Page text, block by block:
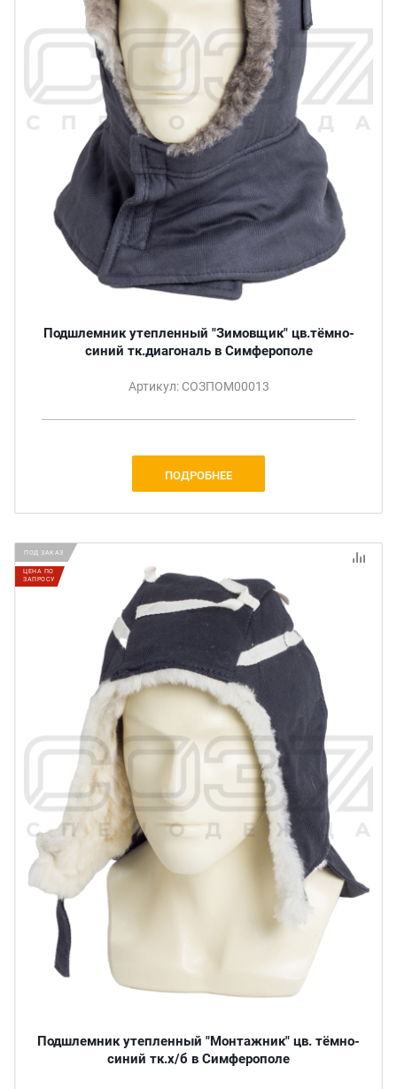
Подшлемник утепленный "Зимовщик" цв.тёмно-
синий тк.диагональ в Симферополе
Артикул: СОЗПОМ00013
ПОДРОБНЕЕ
ПОД ЗАКАЗ
ЦЕНА ПО
ЗАПРОСУ
Подшлемник утепленный "Монтажник" цв. тёмно-
синий тк.х/б в Симферополе